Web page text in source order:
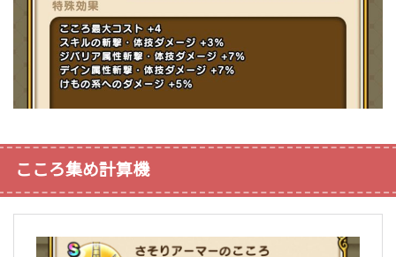
こころ集め計算機